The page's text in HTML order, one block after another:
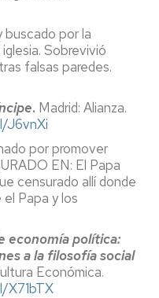
buscado por la
Sobrevivió
falsas paredes.
. Madrid: Alianza.
J6vnXi
por promover
EN: El Papa
censurado allí donde
Papa y los
economía política:
a la filosofía social
Económica.
X71bTX